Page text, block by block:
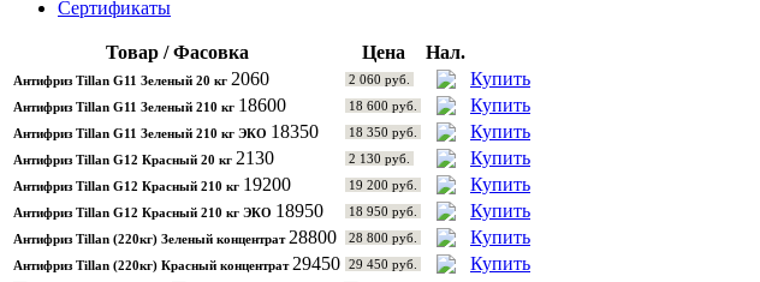
Сертификаты
Товар / Фасовка Цена Нал.
Антифриз Tillan G11 Зеленый 20 кг 2060 2 060 руб. Купить
Антифриз Tillan G11 Зеленый 210 кг 18600 18 600 руб. Купить
Антифриз Tillan G11 Зеленый 210 кг ЭКО 18350 18 350 руб. Купить
Антифриз Tillan G12 Красный 20 кг 2130 2 130 руб. Купить
Антифриз Tillan G12 Красный 210 кг 19200 19 200 руб. Купить
Антифриз Tillan G12 Красный 210 кг ЭКО 18950 18 950 руб. Купить
Антифриз Tillan (220кг) Зеленый концентрат 28800 28 800 руб. Купить
Антифриз Tillan (220кг) Красный концентрат 29450 29 450 руб.
Купить